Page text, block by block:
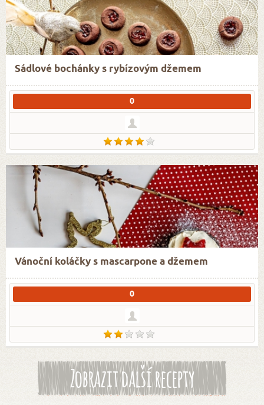
Sádlové bochánky s rybízovým džemem
0
Vánoční koláčky s mascarpone a džemem
0
Zobrazit další recepty